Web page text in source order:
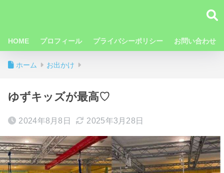
HOME プロフィール プライバシーポリシー お問い合わせ
ホーム お出かけ
ゆずキッズが最高♡
2024年8月8日 2025年3月28日